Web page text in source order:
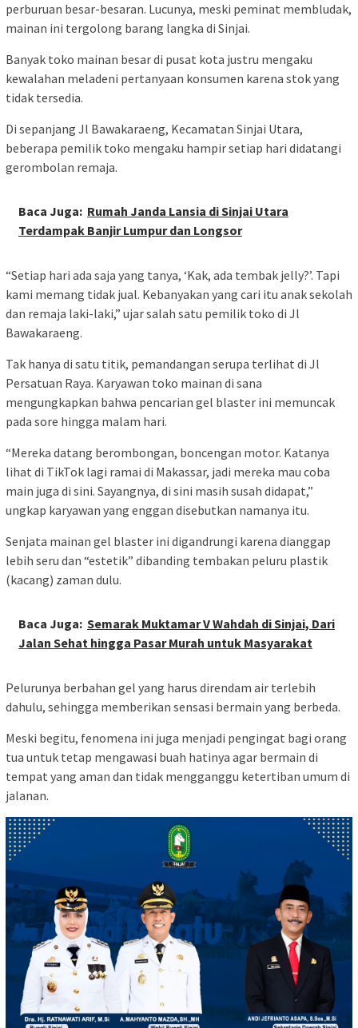
perburuan besar-besaran. Lucunya, meski peminat membludak,
mainan ini tergolong barang langka di Sinjai.
Banyak toko mainan besar di pusat kota justru mengaku
kewalahan meladeni pertanyaan konsumen karena stok yang
tidak tersedia.
Di sepanjang Jl Bawakaraeng, Kecamatan Sinjai Utara,
beberapa pemilik toko mengaku hampir setiap hari didatangi
gerombolan remaja.
Baca Juga: Rumah Janda Lansia di Sinjai Utara
Terdampak Banjir Lumpur dan Longsor
“Setiap hari ada saja yang tanya, ‘Kak, ada tembak jelly?’. Tapi
kami memang tidak jual. Kebanyakan yang cari itu anak sekolah
dan remaja laki-laki,” ujar salah satu pemilik toko di Jl
Bawakaraeng.
Tak hanya di satu titik, pemandangan serupa terlihat di Jl
Persatuan Raya. Karyawan toko mainan di sana
mengungkapkan bahwa pencarian gel blaster ini memuncak
pada sore hingga malam hari.
“Mereka datang berombongan, boncengan motor. Katanya
lihat di TikTok lagi ramai di Makassar, jadi mereka mau coba
main juga di sini. Sayangnya, di sini masih susah didapat,”
ungkap karyawan yang enggan disebutkan namanya itu.
Senjata mainan gel blaster ini digandrungi karena dianggap
lebih seru dan “estetik” dibanding tembakan peluru plastik
(kacang) zaman dulu.
Baca Juga: Semarak Muktamar V Wahdah di Sinjai, Dari
Jalan Sehat hingga Pasar Murah untuk Masyarakat
Pelurunya berbahan gel yang harus direndam air terlebih
dahulu, sehingga memberikan sensasi bermain yang berbeda.
Meski begitu, fenomena ini juga menjadi pengingat bagi orang
tua untuk tetap mengawasi buah hatinya agar bermain di
tempat yang aman dan tidak mengganggu ketertiban umum di
jalanan.